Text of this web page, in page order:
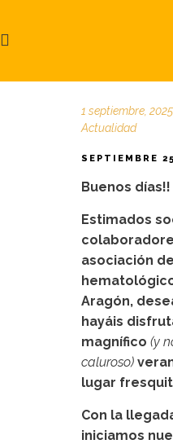
1 septiembre, 2025
Actualidad
SEPTIEMBRE 25
Buenos días!!
Estimados
asociación
Aragón,
hayáis
magnífico (y
caluroso)
lugar
Con la
iniciamos